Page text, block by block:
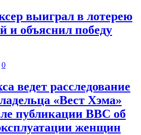
выиграл в лотерею
и объяснил победу
0
ведет расследование
«Вест Хэма»
публикации BBC об
женщин